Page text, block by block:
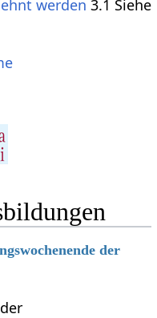
werden 3.1 Siehe
der